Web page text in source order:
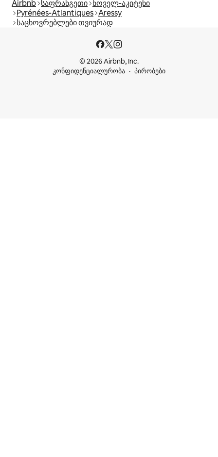
Airbnb საფრანგეთი ნოველ-აკიტენი
Pyrénées-Atlantiques Aressy
საცხოვრებლები თვიურად
© 2026 Airbnb, Inc.
კონფიდენციალურობა
პირობები